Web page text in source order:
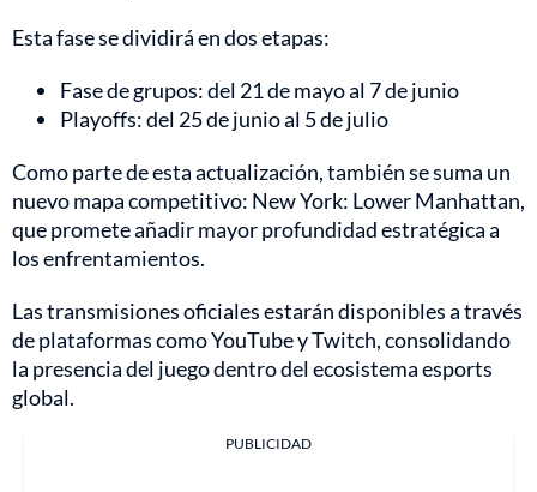
Esta fase se dividirá en dos etapas:
Fase de grupos: del 21 de mayo al 7 de junio
Playoffs: del 25 de junio al 5 de julio
Como parte de esta actualización, también se suma un
nuevo mapa competitivo: New York: Lower Manhattan,
que promete añadir mayor profundidad estratégica a
los enfrentamientos.
Las transmisiones oficiales estarán disponibles a través
de plataformas como YouTube y Twitch, consolidando
la presencia del juego dentro del ecosistema esports
global.
PUBLICIDAD